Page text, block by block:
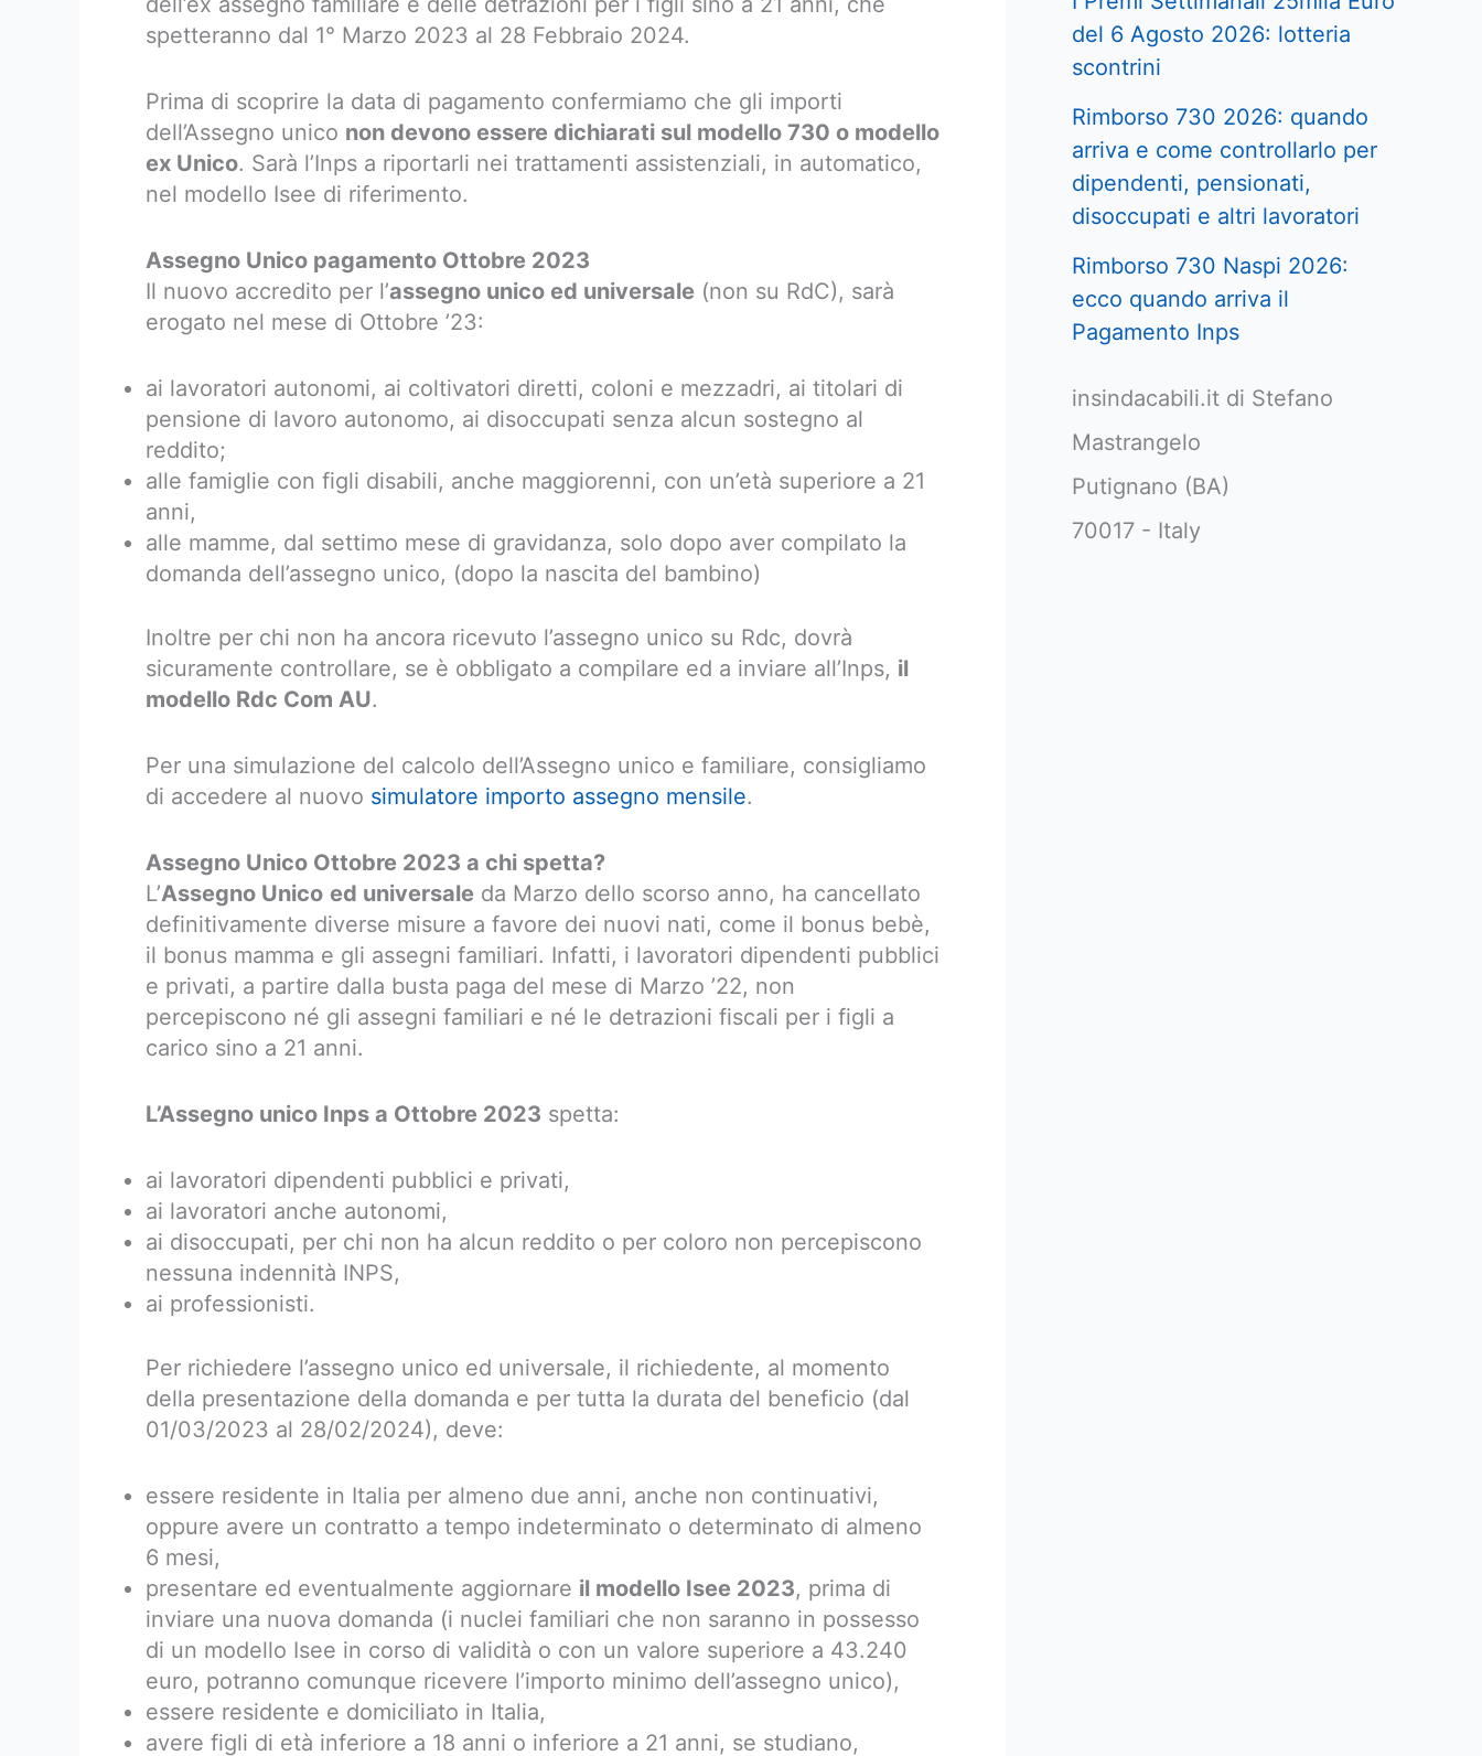
spetteranno dal 1° Marzo 2023 al 28 Febbraio 2024.
Prima di scoprire la data di pagamento confermiamo che gli importi
dell’Assegno unico non devono essere dichiarati sul modello 730 o modello
ex Unico. Sarà l’Inps a riportarli nei trattamenti assistenziali, in automatico,
nel modello Isee di riferimento.
Assegno Unico pagamento Ottobre 2023
Il nuovo accredito per l’assegno unico ed universale (non su RdC), sarà
erogato nel mese di Ottobre ’23:
ai lavoratori autonomi, ai coltivatori diretti, coloni e mezzadri, ai titolari di
pensione di lavoro autonomo, ai disoccupati senza alcun sostegno al
reddito;
alle famiglie con figli disabili, anche maggiorenni, con un’età superiore a 21
anni,
alle mamme, dal settimo mese di gravidanza, solo dopo aver compilato la
domanda dell’assegno unico, (dopo la nascita del bambino)
Inoltre per chi non ha ancora ricevuto l’assegno unico su Rdc, dovrà
sicuramente controllare, se è obbligato a compilare ed a inviare all’Inps, il
modello Rdc Com AU.
Per una simulazione del calcolo dell’Assegno unico e familiare, consigliamo
di accedere al nuovo simulatore importo assegno mensile.
Assegno Unico Ottobre 2023 a chi spetta?
L’Assegno Unico ed universale da Marzo dello scorso anno, ha cancellato
definitivamente diverse misure a favore dei nuovi nati, come il bonus bebè,
il bonus mamma e gli assegni familiari. Infatti, i lavoratori dipendenti pubblici
e privati, a partire dalla busta paga del mese di Marzo ’22, non
percepiscono né gli assegni familiari e né le detrazioni fiscali per i figli a
carico sino a 21 anni.
L’Assegno unico Inps a Ottobre 2023 spetta:
ai lavoratori dipendenti pubblici e privati,
ai lavoratori anche autonomi,
ai disoccupati, per chi non ha alcun reddito o per coloro non percepiscono
nessuna indennità INPS,
ai professionisti.
Per richiedere l’assegno unico ed universale, il richiedente, al momento
della presentazione della domanda e per tutta la durata del beneficio (dal
01/03/2023 al 28/02/2024), deve:
essere residente in Italia per almeno due anni, anche non continuativi,
oppure avere un contratto a tempo indeterminato o determinato di almeno
6 mesi,
presentare ed eventualmente aggiornare il modello Isee 2023, prima di
inviare una nuova domanda (i nuclei familiari che non saranno in possesso
di un modello Isee in corso di validità o con un valore superiore a 43.240
euro, potranno comunque ricevere l’importo minimo dell’assegno unico),
essere residente e domiciliato in Italia,
avere figli di età inferiore a 18 anni o inferiore a 21 anni, se studiano,
del 6 Agosto 2026: lotteria
scontrini
Rimborso 730 2026: quando
arriva e come controllarlo per
dipendenti, pensionati,
disoccupati e altri lavoratori
Rimborso 730 Naspi 2026:
ecco quando arriva il
Pagamento Inps
insindacabili.it di Stefano
Mastrangelo
Putignano (BA)
70017 - Italy